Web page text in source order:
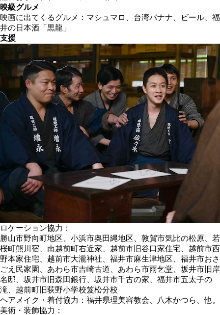
映級グルメ
映画に出てくるグルメ：マシュマロ、台湾バナナ、ビール、福
井の日本酒「黒龍」
支援
ロケーション協力：
勝山市野向町地区、小浜市奥田縄地区、敦賀市気比の松原、若
桜町熊川宿、南越前町右近家、越前市旧谷口家住宅、越前市西
野本家住宅、越前市大瀧神社、福井市麻生津地区、福井市おさ
ごえ民家園、あわら市吉崎古道、あわら市雨乞堂、坂井市旧岸
名邸、坂井市旧森田銀行、坂井市千古の家、福井市五太子の
滝、越前町旧荻野小学校笈松分校
ヘアメイク・着付協力：福井県理美容教会、八木かつら、他。
美術・装飾協力：